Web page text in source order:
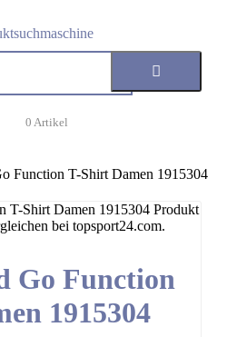
0 Artikel
Function T-Shirt Damen 1915304
Go Function
1915304